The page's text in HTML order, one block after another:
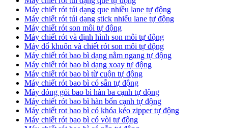
Máy chiết rót túi dạng que nhiều lane tự động
Máy chiết rót túi dạng stick nhiếu lane tự động
Máy chiết rót son môi tự động
Máy chiết rót và định hình son môi tự động
Máy đổ khuôn và chiết rót son môi tự động
Máy chiết rót bao bì dạng nằm ngang tự động
Máy chiết rót bao bì dạng xoay tự động
Máy chiết rót bao bì từ cuộn tự động
Máy chiết rót bao bì có sẵn tự động
Máy đóng gói bao bì hàn ba cạnh tự dộng
Máy chiết rót bao bì hàn bốn cạnh tự động
Máy chiết rot bao bì có khóa kéo zipper tự động
Máy chiết rót bao bì có vòi tự động